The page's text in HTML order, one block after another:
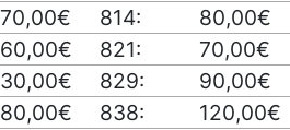
70,00€ 814: 80,00€
60,00€ 821: 70,00€
30,00€ 829: 90,00€
80,00€ 838: 120,00€